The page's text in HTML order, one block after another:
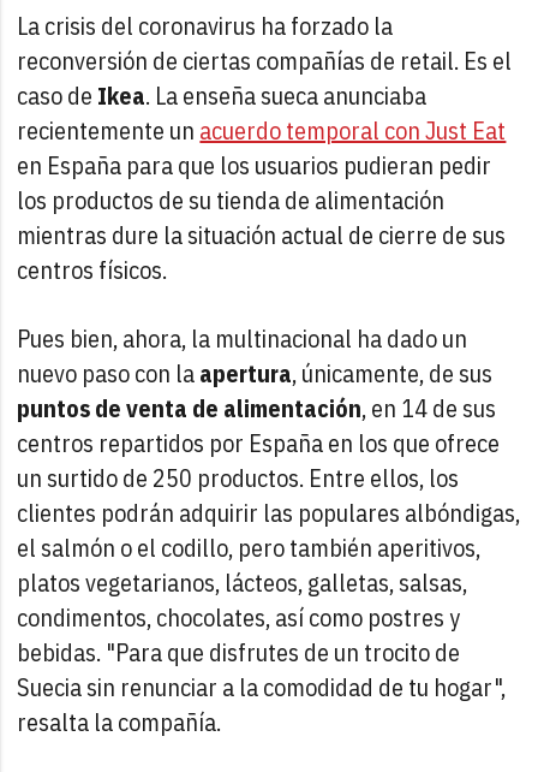
La crisis del coronavirus ha forzado la
reconversión de ciertas compañías de retail. Es el
caso de Ikea. La enseña sueca anunciaba
recientemente un acuerdo temporal con Just Eat
en España para que los usuarios pudieran pedir
los productos de su tienda de alimentación
mientras dure la situación actual de cierre de sus
centros físicos.
Pues bien, ahora, la multinacional ha dado un
nuevo paso con laapertura, únicamente, de sus
puntos de venta de alimentación, en 14 de sus
centros repartidos por España en los que ofrece
un surtido de 250 productos. Entre ellos, los
clientes podrán adquirir las populares albóndigas,
el salmón o el codillo, pero también aperitivos,
platos vegetarianos, lácteos, galletas, salsas,
condimentos, chocolates, así como postres y
bebidas. "Para que disfrutes de un trocito de
Suecia sin renunciar a la comodidad de tu hogar",
resalta la compañía.